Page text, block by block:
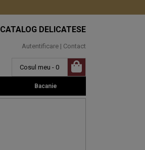
CATALOG DELICATESE
Autentificare | Contact
Cosul meu - 0
Bacanie